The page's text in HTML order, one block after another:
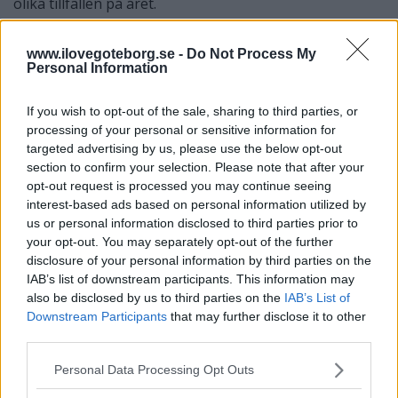
www.ilovegoteborg.se - Do Not Process My
Personal Information
If you wish to opt-out of the sale, sharing to third parties, or
processing of your personal or sensitive information for
targeted advertising by us, please use the below opt-out
section to confirm your selection. Please note that after your
opt-out request is processed you may continue seeing
interest-based ads based on personal information utilized by
us or personal information disclosed to third parties prior to
your opt-out. You may separately opt-out of the further
disclosure of your personal information by third parties on the
IAB’s list of downstream participants. This information may
also be disclosed by us to third parties on the IAB’s List of
Downstream Participants that may further disclose it to other
Please note that this website/app uses one or more Google
Personal Data Processing Opt Outs
Undergästa öltyper
I Sverige är underjäsning det vanligaste. Underjäsning är
att jästkulturen sjunker till botten istället för att stiga till
ytan under en lägre temperatur. Motsatsen är
överjäsning. Ett underjäst öl har oftast mindre arom och
smak. Själva metoden "underjäsning" kom från
löjtnanten Fredrik Rosenquist af Åkershult, år 1843. Han
arbetade först som löjtnant men skolade om sig till